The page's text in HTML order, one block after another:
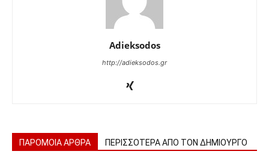
Adieksodos
http://adieksodos.gr
ΠΑΡΟΜΟΙΑ ΑΡΘΡΑ ΠΕΡΙΣΣΟΤΕΡΑ ΑΠΟ ΤΟΝ ΔΗΜΙΟΥΡΓΟ